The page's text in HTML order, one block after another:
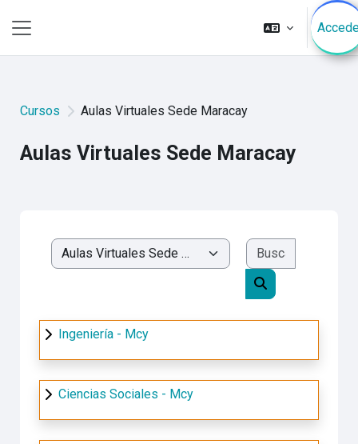
Cursos Aulas Virtuales Sede Maracay
Aulas Virtuales Sede Maracay
Categorías
Buscar cursos
Ingeniería - Mcy
Ciencias Sociales - Mcy